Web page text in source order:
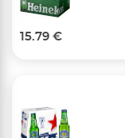
15.79 €